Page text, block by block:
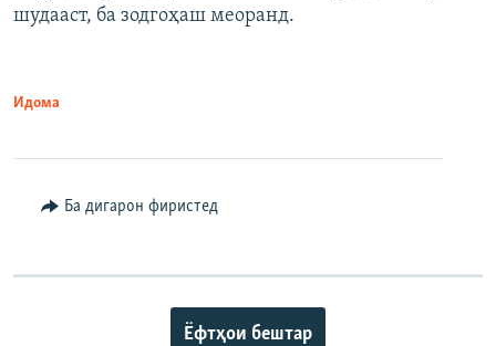
шудааст, ба зодгоҳаш меоранд.
Идома
Ба дигарон фиристед
Ёфтҳои бештар